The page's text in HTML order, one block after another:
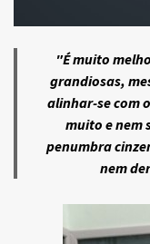
"É muito
grandiosas,
alinhar-se com
muito e nem
penumbra
nem